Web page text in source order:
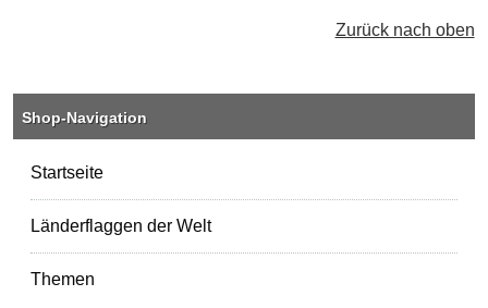
Zurück nach oben
Shop-Navigation
Startseite
Länderflaggen der Welt
Themen